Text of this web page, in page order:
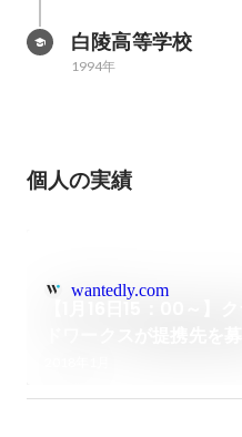
白陵高等学校
1994年
個人の実績
wantedly.com